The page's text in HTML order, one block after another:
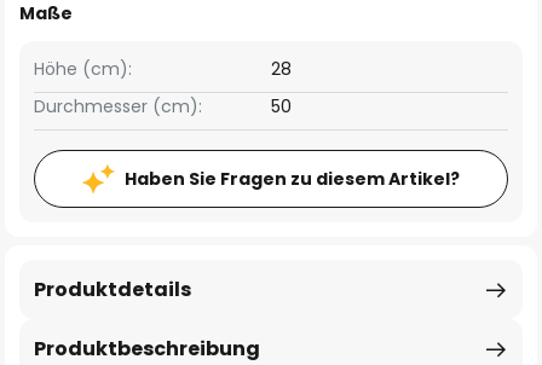
Maße
Höhe (cm):
28
Durchmesser (cm):
50
Haben Sie Fragen zu diesem Artikel?
Produktbeschreibung
Produktdetails